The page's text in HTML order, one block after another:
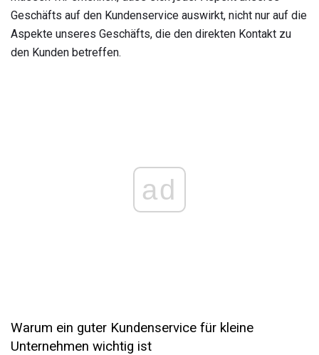
Geschäfts auf den Kundenservice auswirkt, nicht nur auf die
Aspekte unseres Geschäfts, die den direkten Kontakt zu
den Kunden betreffen.
ad
Warum ein guter Kundenservice für kleine
Unternehmen wichtig ist